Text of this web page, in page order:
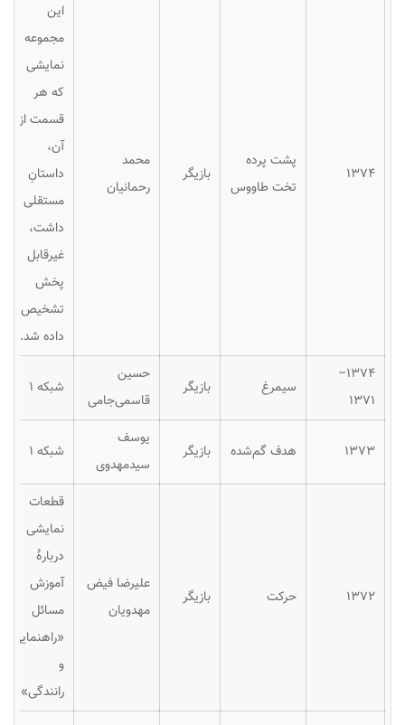
۱۳۷۴
پشت پرده
تخت طاووس
بازیگر
محمد
رحمانیان
این
مجموعه
نمایشی
که هر
قسمت از
آن،
داستانِ
مستقلی
داشت،
غیرقابل
پخش
تشخیص
داده شد.
۱۳۷۴–
۱۳۷۱
سیمرغ بازیگر
حسین
قاسمی‌جامی
شبکه ۱
۱۳۷۳ هدف گم‌شده بازیگر
یوسف
سیدمهدوی
شبکه ۱
۱۳۷۲ حرکت بازیگر
علیرضا فیض
مهدویان
قطعات
نمایشی
دربارهٔ
آموزش
مسائل
«راهنمایی
و
رانندگی»